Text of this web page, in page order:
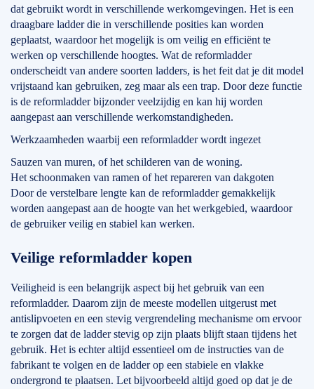
dat gebruikt wordt in verschillende werkomgevingen. Het is een
draagbare ladder die in verschillende posities kan worden
geplaatst, waardoor het mogelijk is om veilig en efficiënt te
werken op verschillende hoogtes. Wat de reformladder
onderscheidt van andere soorten ladders, is het feit dat je dit model
vrijstaand kan gebruiken, zeg maar als een trap. Door deze functie
is de reformladder bijzonder veelzijdig en kan hij worden
aangepast aan verschillende werkomstandigheden.
Werkzaamheden waarbij een reformladder wordt ingezet
Sauzen van muren, of het schilderen van de woning.
Het schoonmaken van ramen of het repareren van dakgoten
Door de verstelbare lengte kan de reformladder gemakkelijk
worden aangepast aan de hoogte van het werkgebied, waardoor
de gebruiker veilig en stabiel kan werken.
Veilige reformladder kopen
Veiligheid is een belangrijk aspect bij het gebruik van een
reformladder. Daarom zijn de meeste modellen uitgerust met
antislipvoeten en een stevig vergrendeling mechanisme om ervoor
te zorgen dat de ladder stevig op zijn plaats blijft staan tijdens het
gebruik. Het is echter altijd essentieel om de instructies van de
fabrikant te volgen en de ladder op een stabiele en vlakke
ondergrond te plaatsen. Let bijvoorbeeld altijd goed op dat je de